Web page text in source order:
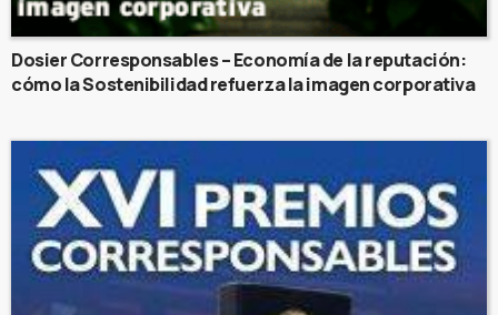
Dosier Corresponsables – Economía de la reputación:
cómo la Sostenibilidad refuerza la imagen corporativa